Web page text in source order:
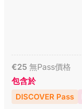
€25 無Pass價格
包含於
DISCOVER Pass